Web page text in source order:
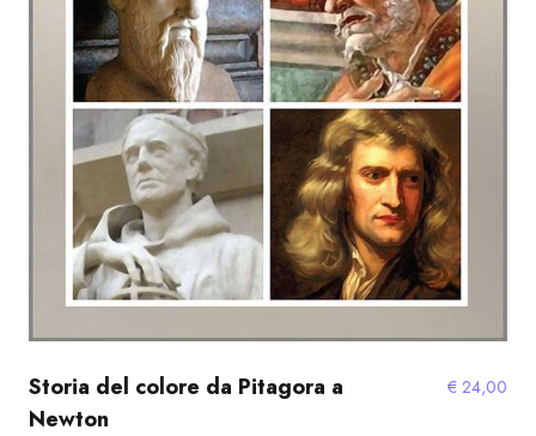
Storia del colore da Pitagora a
Newton
€ 24,00